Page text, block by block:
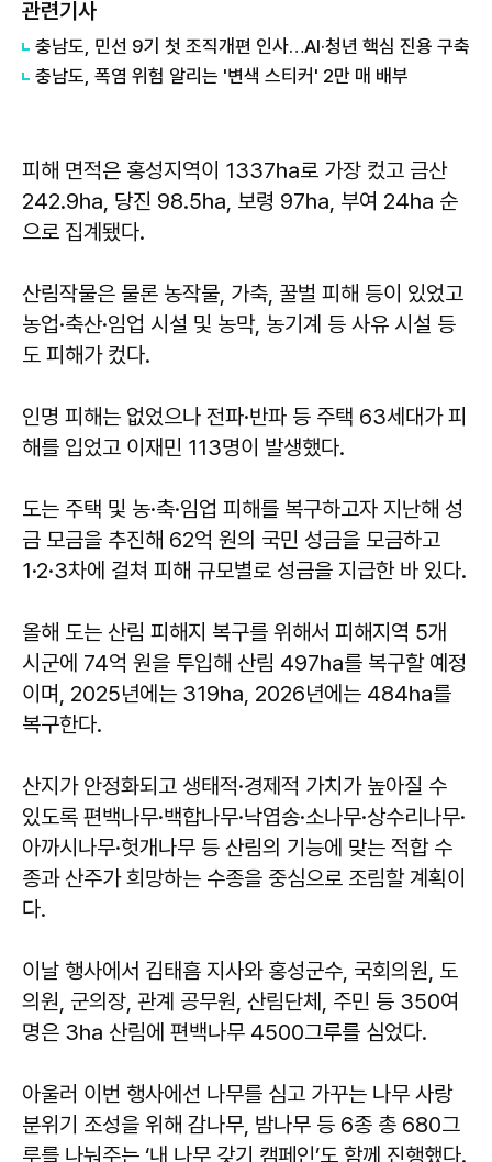
관련기사
충남도, 민선 9기 첫 조직개편 인사…AI·청년 핵심 진용 구축
충남도, 폭염 위험 알리는 '변색 스티커' 2만 매 배부
피해 면적은 홍성지역이 1337㏊로 가장 컸고 금산
242.9㏊, 당진 98.5㏊, 보령 97㏊, 부여 24㏊ 순
으로 집계됐다.
산림작물은 물론 농작물, 가축, 꿀벌 피해 등이 있었고
농업·축산·임업 시설 및 농막, 농기계 등 사유 시설 등
도 피해가 컸다.
인명 피해는 없었으나 전파·반파 등 주택 63세대가 피
해를 입었고 이재민 113명이 발생했다.
도는 주택 및 농·축·임업 피해를 복구하고자 지난해 성
금 모금을 추진해 62억 원의 국민 성금을 모금하고
1·2·3차에 걸쳐 피해 규모별로 성금을 지급한 바 있다.
올해 도는 산림 피해지 복구를 위해서 피해지역 5개
시군에 74억 원을 투입해 산림 497㏊를 복구할 예정
이며, 2025년에는 319㏊, 2026년에는 484㏊를
복구한다.
산지가 안정화되고 생태적·경제적 가치가 높아질 수
있도록 편백나무·백합나무·낙엽송·소나무·상수리나무·
아까시나무·헛개나무 등 산림의 기능에 맞는 적합 수
종과 산주가 희망하는 수종을 중심으로 조림할 계획이
다.
이날 행사에서 김태흠 지사와 홍성군수, 국회의원, 도
의원, 군의장, 관계 공무원, 산림단체, 주민 등 350여
명은 3㏊ 산림에 편백나무 4500그루를 심었다.
아울러 이번 행사에선 나무를 심고 가꾸는 나무 사랑
분위기 조성을 위해 감나무, 밤나무 등 6종 총 680그
루를 나눠주는 ‘내 나무 갖기 캠페인’도 함께 진행했다.